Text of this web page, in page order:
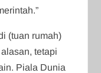
(tuan rumah)
tetapi
Piala Dunia